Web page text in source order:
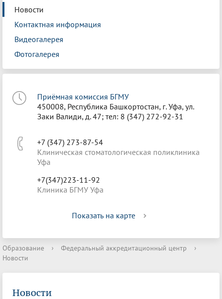
Новости
Контактная информация
Видеогалерея
Фотогалерея
Приёмная комиссия БГМУ
450008, Республика Башкортостан, г. Уфа, ул.
Заки Валиди, д. 47; тел: 8 (347) 272-92-31
+7 (347) 273-87-54
Клиническая стоматологическая поликлиника
Уфа
+7(347)223-11-92
Клиника БГМУ Уфа
Показать на карте
Образование › Федеральный аккредитационный центр
›
Новости
Новости